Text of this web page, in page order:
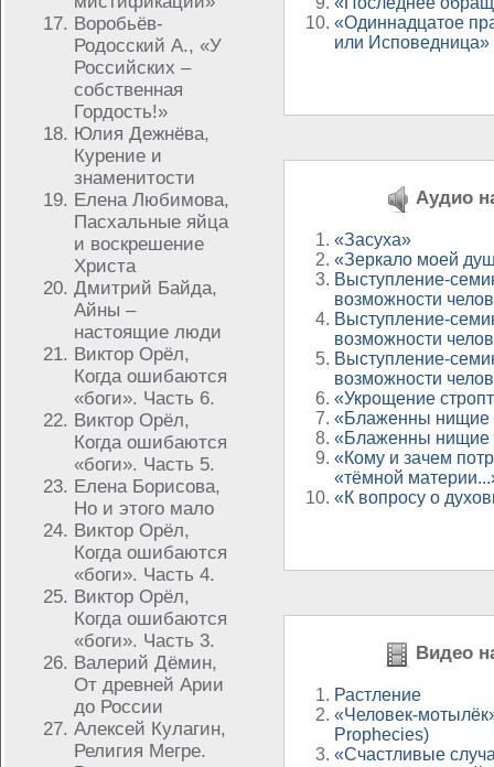
Воробьёв-
Родосский А., «У
Российских –
собственная
Гордость!»
Юлия Дежнёва,
Курение и
знаменитости
Елена Любимова,
Пасхальные яйца
и воскрешение
Христа
Дмитрий Байда,
Айны –
настоящие люди
Виктор Орёл,
Когда ошибаются
«боги». Часть 6.
Виктор Орёл,
Когда ошибаются
«боги». Часть 5.
Елена Борисова,
Но и этого мало
Виктор Орёл,
Когда ошибаются
«боги». Часть 4.
Виктор Орёл,
Когда ошибаются
«боги». Часть 3.
Валерий Дёмин,
От древней Арии
до России
Алексей Кулагин,
Религия Мегре.
«Одиннадцатое
или Исповедница»
Аудио
«Засуха»
«Зеркало моей
Выступление-
возможности
Выступление-
возможности
Выступление-
возможности
«Укрощение
«Блаженны нищие
«Блаженны
«Кому и зачем
«тёмной
«К вопросу о
Видео
Растление
«Человек-
Prophecies)
«Счастливые